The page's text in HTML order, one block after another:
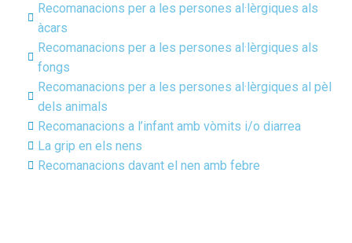
Recomanacions per a les persones al·lèrgiques als
àcars
Recomanacions per a les persones al·lèrgiques als
fongs
Recomanacions per a les persones al·lèrgiques al pèl
dels animals
Recomanacions a l’infant amb vòmits i/o diarrea
La grip en els nens
Recomanacions davant el nen amb febre